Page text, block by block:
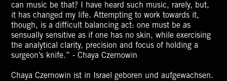
can music be that? I have heard such music, rarely, but,
it has changed my life. Attempting to work towards it,
though, is a difficult balancing act: one must be as
sensually sensitive as if one has no skin, while exercising
the analytical clarity, precision and focus of holding a
surgeon’s knife.” - Chaya Czernowin
Chaya Czernowin ist in Israel geboren und aufgewachsen.